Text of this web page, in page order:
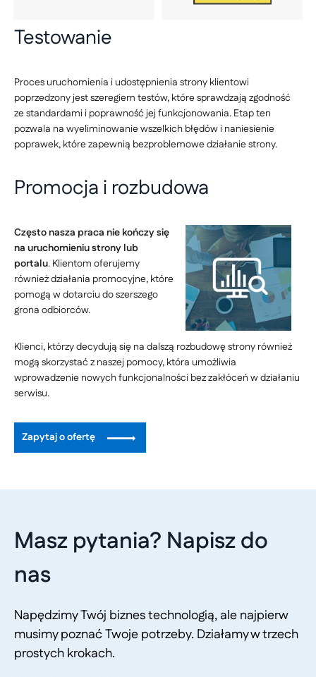
Testowanie
Proces uruchomienia i udostępnienia strony klientowi
poprzedzony jest szeregiem testów, które sprawdzają zgodność
ze standardami i poprawność jej funkcjonowania. Etap ten
pozwala na wyeliminowanie wszelkich błędów i naniesienie
poprawek, które zapewnią bezproblemowe działanie strony.
Promocja i rozbudowa
Często nasza praca nie kończy się
na uruchomieniu strony lub
portalu. Klientom oferujemy
również działania promocyjne, które
pomogą w dotarciu do szerszego
grona odbiorców.
Klienci, którzy decydują się na dalszą rozbudowę strony również
mogą skorzystać z naszej pomocy, która umożliwia
wprowadzenie nowych funkcjonalności bez zakłóceń w działaniu
serwisu.
Zapytaj o ofertę
Masz pytania? Napisz do
nas
Napędzimy Twój biznes technologią, ale najpierw
musimy poznać Twoje potrzeby. Działamy w trzech
prostych krokach.